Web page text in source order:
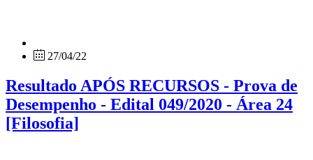
27/04/22
Resultado APÓS RECURSOS - Prova de
Desempenho - Edital 049/2020 - Área 24
[Filosofia]